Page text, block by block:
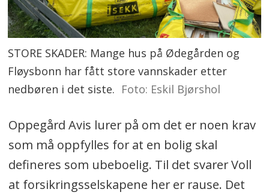
STORE SKADER: Mange hus på Ødegården og
Fløysbonn har fått store vannskader etter
nedbøren i det siste. Foto: Eskil Bjørshol
Oppegård Avis lurer på om det er noen krav
som må oppfylles for at en bolig skal
defineres som ubeboelig. Til det svarer Voll
at forsikringsselskapene her er rause. Det